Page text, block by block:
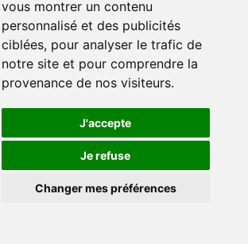
vous montrer un contenu
personnalisé et des publicités
ciblées, pour analyser le trafic de
notre site et pour comprendre la
provenance de nos visiteurs.
J'accepte
Je refuse
Changer mes préférences